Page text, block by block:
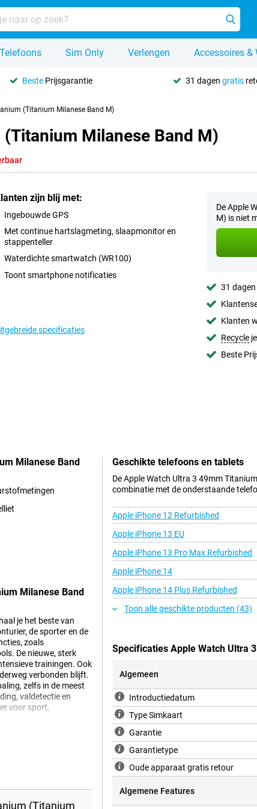
Telefoons Sim Only Verlengen Accessoires &
Beste Prijsgarantie 31 dagen gratis
(Titanium Milanese Band M)
Milanese Band M)
zijn blij met:
Ingebouwde GPS
Met continue hartslagmeting, slaapmonitor en
stappenteller
Waterdichte smartwatch (WR100)
Toont smartphone notificaties
specificaties
De Apple
M) is niet
31
Klanten
Recycle
Beste
Milanese Band
Milanese Band
je het beste van
de sporter en de
zoals
De nieuwe, sterk
trainingen. Ook
verbonden blijft.
zelfs in de meest
valdetectie en
voor sport,
GPS-systeem met
zoals in de bergen of
stuk veiliger en
(Titanium
Geschikte telefoons en tablets
De Apple Watch Ultra 3 49mm
combinatie met de onderstaande
Apple iPhone 12 Refurbished
Apple iPhone 13 EU
Apple iPhone 13 Pro Max Refurbished
Apple iPhone 14
Apple iPhone 14 Plus Refurbished
Toon alle geschikte producten (43)
Specificaties Apple Watch Ultra
Algemeen
Introductiedatum
Type Simkaart
Garantie
Garantietype
Oude apparaat gratis retour
Algemene Features